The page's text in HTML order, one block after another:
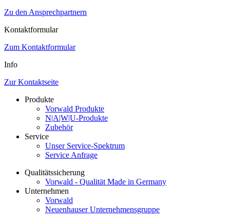
Zu den Ansprechpartnern
Kontaktformular
Zum Kontaktformular
Info
Zur Kontaktseite
Produkte
Vorwald Produkte
N|A|W|U-Produkte
Zubehör
Service
Unser Service-Spektrum
Service Anfrage
Qualitätssicherung
Vorwald - Qualität Made in Germany
Unternehmen
Vorwald
Neuenhauser Unternehmensgruppe